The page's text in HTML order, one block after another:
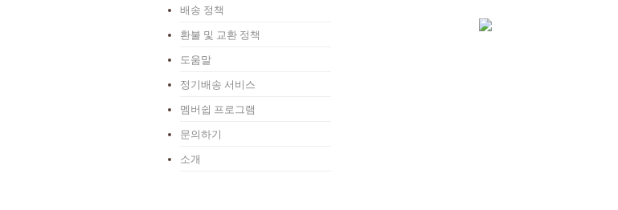
배송 정책
환불 및 교환 정책
도움말
정기배송 서비스
멤버쉽 프로그램
문의하기
소개